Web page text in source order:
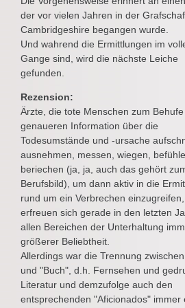
der vor vielen Jahren in der
Cambridgeshire begangen wurde.
Und wahrend die Ermittlungen im
Gange sind, wird die nächste Leiche
gefunden.
Rezension:
Ärzte, die tote Menschen zum
genaueren Information über die
Todesumstände und -ursache
ausnehmen, messen, wiegen,
beriechen (ja, ja, auch das gehört
Berufsbild), um dann aktiv in die
rund um ein Verbrechen einzugreifen,
erfreuen sich gerade in den letzten
allen Bereichen der Unterhaltung
größerer Beliebtheit.
Allerdings war die Trennung
und "Buch", d.h. Fernsehen und
Literatur und demzufolge auch den
entsprechenden "Aficionados" immer